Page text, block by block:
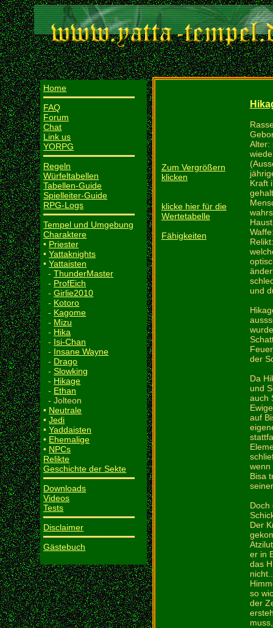
Home
FAQ
Forum
Chat
Link us
YORPG
Regeln
Würfeltabellen
Tabellen-Guide
Spielleiter-Guide
RPG-Logs
Tempel und Umgebung
Charaktere
• Priester
•Yattaknights
•Yattaisten
-ThunderMaster
- ProfEich
-Girlie2010
- Kotoro
- Kagome
- Mizu
- Hika
- Isi-Chan
- Insane Wayne
- Drago
-Slowking
- Hikage
- Ethan
- Jolteon
• Neutrale
•Jedi
•Yaddaisten
• Ehemalige
• NPCs
Relikte
Geschichte der Sekte
Downloads
Videos
Tests
Disclaimer
Gästebuch
Zum Vergrößern
klicken
klicke hier für die
Wertetabelle
Fähigkeiten
Alter:
Kraft
und
der
Da
und
auch
auf
wenn
Bisa
Doch
Der
er in
das
so
der